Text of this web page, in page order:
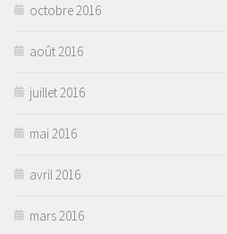
octobre 2016
août 2016
juillet 2016
mai 2016
avril 2016
mars 2016